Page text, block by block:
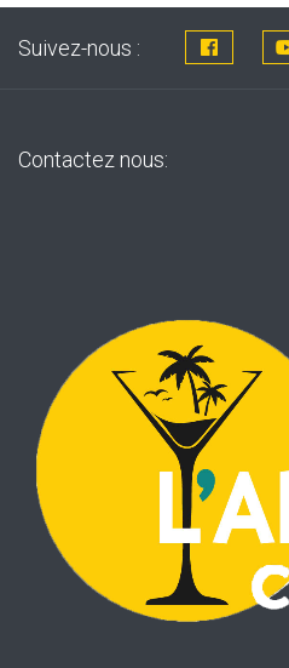
Suivez-nous :
Contactez nous: